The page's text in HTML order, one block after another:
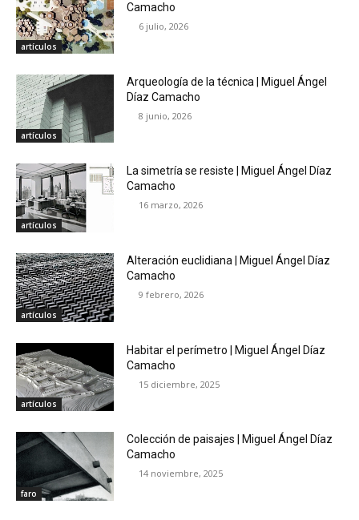
artículos
Camacho
6 julio, 2026
artículos
Arqueología de la técnica | Miguel Ángel
Díaz Camacho
8 junio, 2026
artículos
La simetría se resiste | Miguel Ángel Díaz
Camacho
16 marzo, 2026
artículos
Alteración euclidiana | Miguel Ángel Díaz
Camacho
9 febrero, 2026
artículos
Habitar el perímetro | Miguel Ángel Díaz
Camacho
15 diciembre, 2025
faro
Colección de paisajes | Miguel Ángel Díaz
Camacho
14 noviembre, 2025